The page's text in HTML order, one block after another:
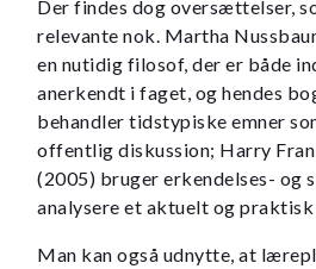
Der findes dog oversættelser,
relevante nok. Martha
en nutidig filosof, der er både
anerkendt i faget, og hendes
behandler tidstypiske emner
offentlig diskussion; Harry
(2005) bruger erkendelses-
analysere et aktuelt og
Man kan også udnytte, at